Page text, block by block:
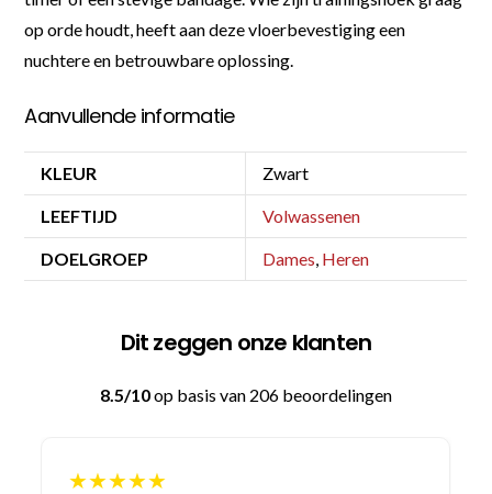
op orde houdt, heeft aan deze vloerbevestiging een
nuchtere en betrouwbare oplossing.
Aanvullende informatie
KLEUR Zwart
LEEFTIJD Volwassenen
DOELGROEP Dames, Heren
Dit zeggen onze klanten
8.5/10op basis van 206 beoordelingen
★★★★★